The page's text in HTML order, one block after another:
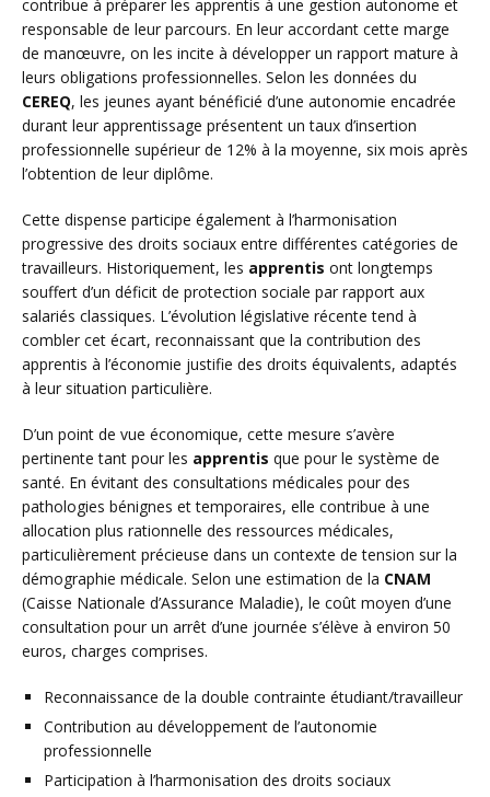
contribue à préparer les apprentis à une gestion autonome et
responsable de leur parcours. En leur accordant cette marge
de manœuvre, on les incite à développer un rapport mature à
leurs obligations professionnelles. Selon les données du
CEREQ, les jeunes ayant bénéficié d’une autonomie encadrée
durant leur apprentissage présentent un taux d’insertion
professionnelle supérieur de 12% à la moyenne, six mois après
l’obtention de leur diplôme.
Cette dispense participe également à l’harmonisation
progressive des droits sociaux entre différentes catégories de
travailleurs. Historiquement, les apprentis ont longtemps
souffert d’un déficit de protection sociale par rapport aux
salariés classiques. L’évolution législative récente tend à
combler cet écart, reconnaissant que la contribution des
apprentis à l’économie justifie des droits équivalents, adaptés
à leur situation particulière.
D’un point de vue économique, cette mesure s’avère
pertinente tant pour les apprentis que pour le système de
santé. En évitant des consultations médicales pour des
pathologies bénignes et temporaires, elle contribue à une
allocation plus rationnelle des ressources médicales,
particulièrement précieuse dans un contexte de tension sur la
démographie médicale. Selon une estimation de la CNAM
(Caisse Nationale d’Assurance Maladie), le coût moyen d’une
consultation pour un arrêt d’une journée s’élève à environ 50
euros, charges comprises.
Reconnaissance de la double contrainte étudiant/travailleur
Contribution au développement de l’autonomie
professionnelle
Participation à l’harmonisation des droits sociaux